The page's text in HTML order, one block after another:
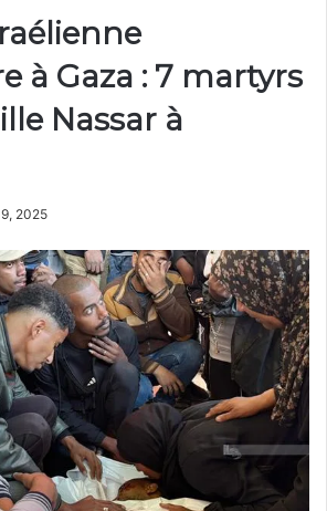
à Gaza : 7 martyrs
Nassar à
2025